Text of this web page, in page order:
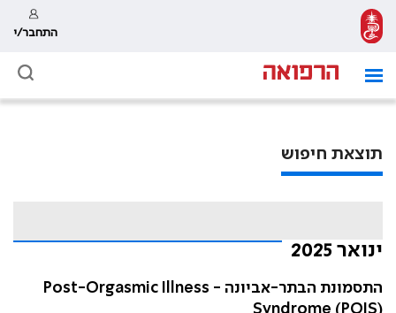
התחבר/י
תוצאת חיפוש
ינואר 2025
התסמונת הבתר-אביונה - Post-Orgasmic Illness
Syndrome (POIS)